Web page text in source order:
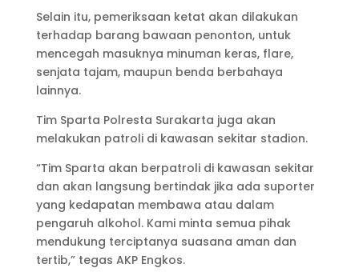
Selain itu, pemeriksaan ketat akan dilakukan
terhadap barang bawaan penonton, untuk
mencegah masuknya minuman keras, flare,
senjata tajam, maupun benda berbahaya
lainnya.
Tim Sparta Polresta Surakarta juga akan
melakukan patroli di kawasan sekitar stadion.
“Tim Sparta akan berpatroli di kawasan sekitar
dan akan langsung bertindak jika ada suporter
yang kedapatan membawa atau dalam
pengaruh alkohol. Kami minta semua pihak
mendukung terciptanya suasana aman dan
tertib,” tegas AKP Engkos.